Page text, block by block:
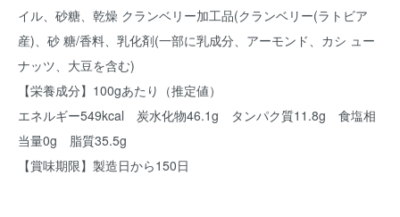
イル、砂糖、乾燥 クランベリー加工品(クランベリー(ラトビア
産)、砂 糖/香料、乳化剤(一部に乳成分、アーモンド、カシ ュー
ナッツ、大豆を含む)
【栄養成分】100gあたり（推定値）
エネルギー549kcal 炭水化物46.1g タンパク質11.8g 食塩相
当量0g 脂質35.5g
【賞味期限】製造日から150日